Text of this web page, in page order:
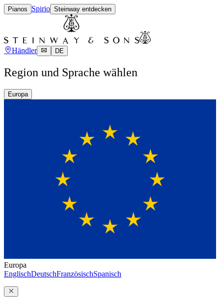
Pianos Spirio Steinway entdecken
Händler DE
Region und Sprache wählen
Europa
Europa
EnglischDeutschFranzösischSpanisch